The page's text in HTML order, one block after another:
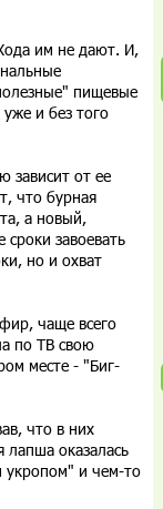
им не дают. И,
пищевые
и без того
зависит от ее
что бурная
а новый,
завоевать
но и охват
чаще всего
по ТВ свою
месте - "Биг-
что в них
оказалась
укропом" и чем-то